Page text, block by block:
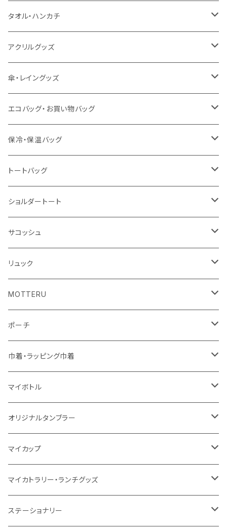
うちわ
猛暑グッズ
冷感グッズ
カスタムプリントTシャツ（国内プリント）
イージーオーダーTシャツ（海外生産）
タオル・ハンカチ
名入れタオル
今治タオル
泉州おくばりタオル
冷感タオル
ハンカチ
アクリルグッズ
キーホルダー
スタンド
バッジ
ライティングスタンド
アクリル雑貨
傘・レイングッズ
傘
ポンチョ
エコバッグ・お買い物バッグ
ポリエステル
フェアトレードコットン
ジュートコットン
キャンパス
不織布
コットン
保冷・保温バッグ
キャンパス
デニム
ポリエステル
不織布
トートバッグ
オーガニックコットン
シーチング
10oz
フェアトレードコットン
コットンリネン
ジュートコットン
再生ファブリック
コットン
5oz
シーチング
キャンパス
8oz
10oz
デニム・デニムライク
ポリエステル
再生不織布
不織布
ショルダートート
オーガニックコットン
コットンリネン
再生ファブリック
5oz
10oz
コットン
シーチング
キャンパス
10oz
12oz
デニム
ポリエステル
不織布
保冷
サコッシュ
オーガニックコットン
フェアトレードコットン
ジュートコットン
再生ファブリック
5oz
コットン
5oz
キャンパス
ポリエステル
不織布
リュック
コットン
5oz
デニム
ポリエステル
不織布
スウェット
MOTTERU
お買い物バッグ
ボトル
タンブラー
ランチグッズ
ハンカチ
傘
ポーチ
オーガニックコットン
フェアトレードコットン
再生ファブリック
キャンパス
デニム・デニムライク
ポリエステル
巾着・ラッピング巾着
コットン
オーガニックコットン
再生ファブリック
フェアトレードコットン
デニム・デニムライク
マイボトル
ステンレスサーモ
ステンレス
アルミ
クリアボトル
オリジナルタンブラー
サーモタンブラー
ステンレス2層タンブラー
プラスチック2層タンブラー
マイカップ
サーモ
ステンレス
マイカトラリー・ランチグッズ
カトラリー
ステーショナリー